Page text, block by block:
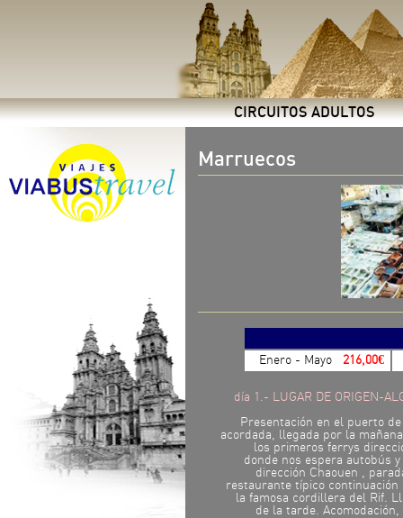
CIRCUITOS ADULTOS
Marruecos
Enero - Mayo 216,00€
día 1.- LUGAR DE ORIGEN-
Presentación en el puerto
acordada, llegada por la
los primeros ferrys
donde nos espera autobús
dirección Chaouen ,
restaurante típico continuación
la famosa cordillera del Rif.
de la tarde.